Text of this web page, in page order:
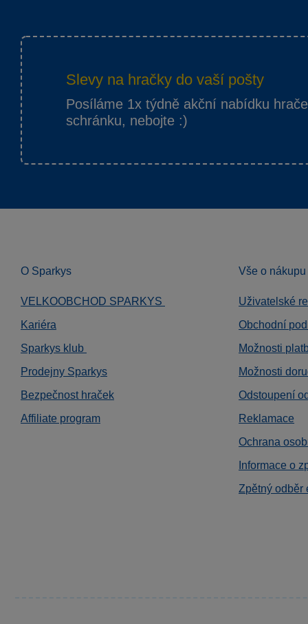
Slevy na hračky do vaší pošty
Posíláme 1x týdně akční nabídku
schránku, nebojte :)
O Sparkys
VELKOOBCHOD SPARKYS
Kariéra
Sparkys klub
Prodejny Sparkys
Bezpečnost hraček
Affiliate program
Vše o nákupu
Uživatelské
Obchodní
Možnosti
Možnosti
Odstoupení
Reklamace
Ochrana
Informace o
Zpětný odběr